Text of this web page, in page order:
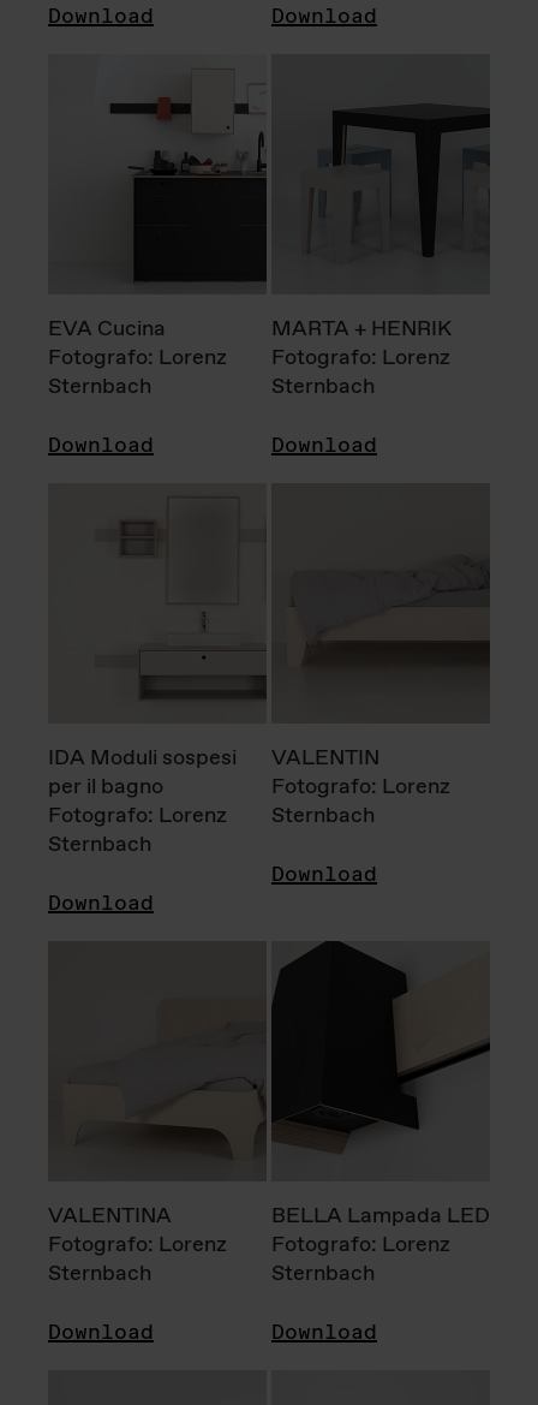
Download Download
EVA Cucina
Fotografo: Lorenz
Sternbach
Download
MARTA + HENRIK
Fotografo: Lorenz
Sternbach
Download
IDA Moduli sospesi
per il bagno
Fotografo: Lorenz
Sternbach
Download
VALENTIN
Fotografo: Lorenz
Sternbach
Download
VALENTINA
Fotografo: Lorenz
Sternbach
Download
BELLA Lampada LED
Fotografo: Lorenz
Sternbach
Download